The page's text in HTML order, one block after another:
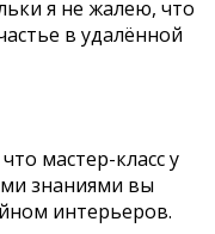
я не жалею, что
в удалённой
мастер-класс у
знаниями вы
интерьеров.